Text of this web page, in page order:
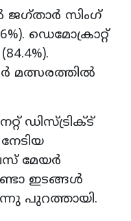
ജഗ്താർ സിംഗ്
ഡെമോക്രാറ്റ്
മത്സരത്തിൽ
ഡിസ്‌ട്രിക്‌ട്
നേടിയ
മേയർ
ഇടങ്ങൾ
പുറത്തായി.